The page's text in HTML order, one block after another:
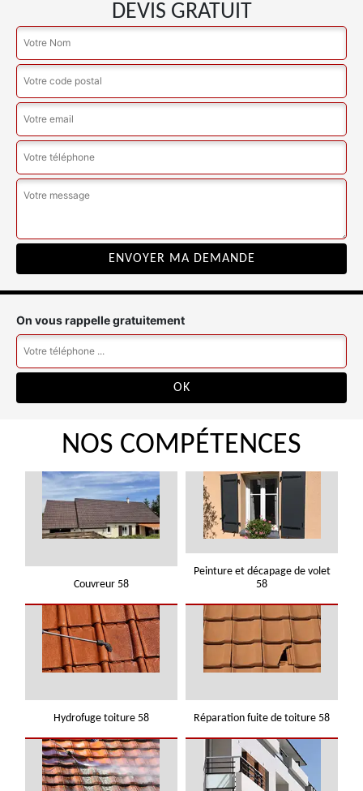
DEVIS GRATUIT
On vous rappelle gratuitement
NOS COMPÉTENCES
Couvreur 58
Peinture et décapage de volet
58
Hydrofuge toiture 58 Réparation fuite de toiture 58